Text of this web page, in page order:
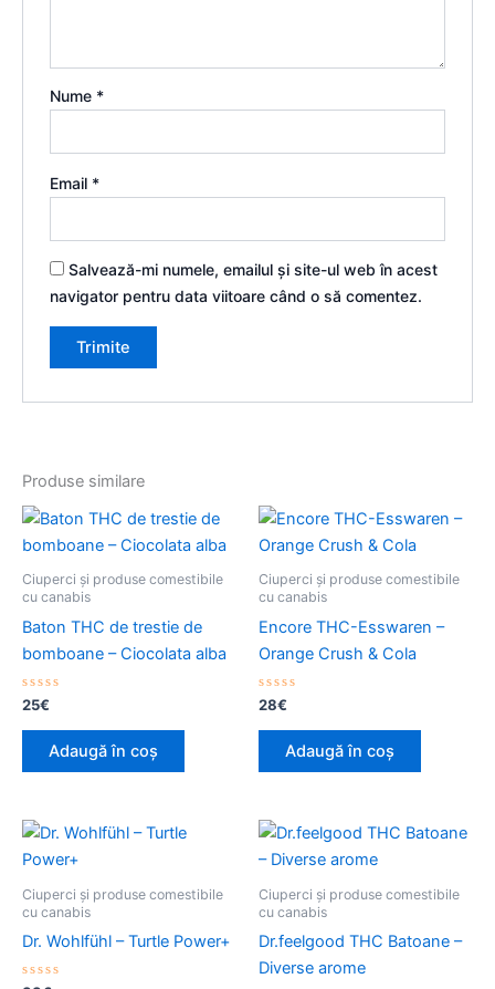
Nume *
Email *
Salvează-mi numele, emailul și site-ul web în acest
navigator pentru data viitoare când o să comentez.
Produse similare
Ciuperci și produse comestibile
cu canabis
Baton THC de trestie de
bomboane – Ciocolata alba
Evaluat
la
0
25€
Adaugă în coș
Ciuperci și produse comestibile
cu canabis
Encore THC-Esswaren –
Orange Crush & Cola
Evaluat
la
0
28€
Adaugă în coș
Ciuperci și produse comestibile
cu canabis
Dr. Wohlfühl – Turtle Power+
Ciuperci și produse comestibile
cu canabis
Dr.feelgood THC Batoane –
Diverse arome
Interval
de
prețuri:
până
65€